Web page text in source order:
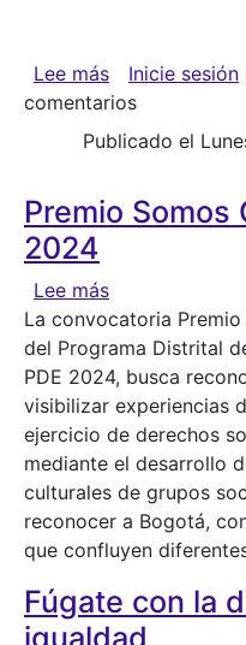
Lee mássobre La
Inicie sesión
comentarios
Publicado el
Premio Somos
2024
Lee mássobre Premio
La convocatoria
del Programa Distrital
PDE 2024, busca
visibilizar experiencias
ejercicio de derechos
mediante el desarrollo
culturales de grupos
reconocer a Bogotá,
que confluyen
Fúgate con la